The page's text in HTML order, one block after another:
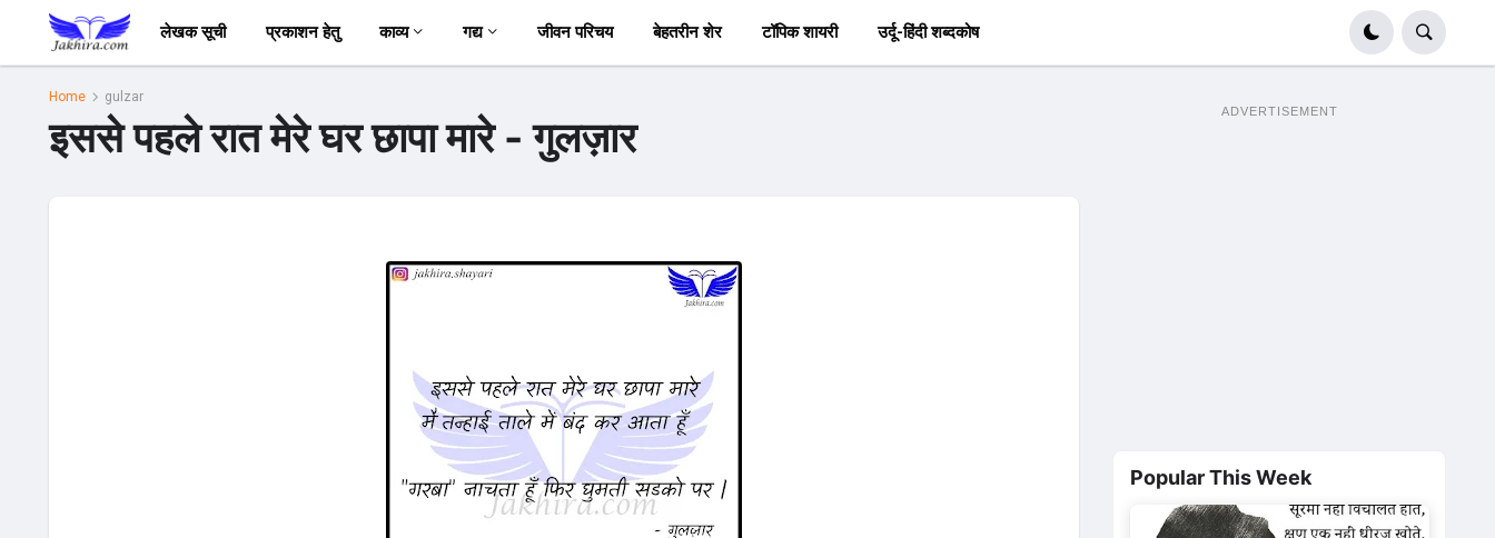
लेखक सूची प्रकाशन हेतु काव्य गद्य जीवन परिचय बेहतरीन शेर टॉपिक शायरी उर्दू-हिंदी शब्दकोष
Home gulzar
इससे पहले रात मेरे घर छापा मारे - गुलज़ार
ADVERTISEMENT
Popular This Week